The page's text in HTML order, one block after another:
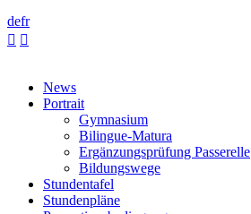
defr
 
News
Portrait
Gymnasium
Bilingue-Matura
Ergänzungsprüfung Passerelle
Bildungswege
Stundentafel
Stundenpläne